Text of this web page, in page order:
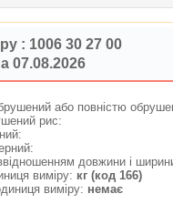
: 1006 30 27 00
07.08.2026
або повнiстю
рис:
довжини i
виміру: кг (код 166)
виміру: немає